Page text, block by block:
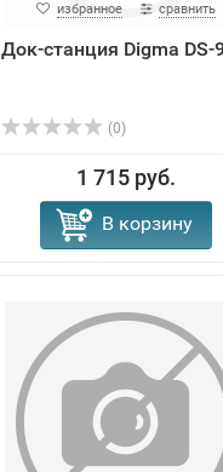
избранное сравнить
Док-станция Digma DS-
(0)
1 715 руб.
В корзину